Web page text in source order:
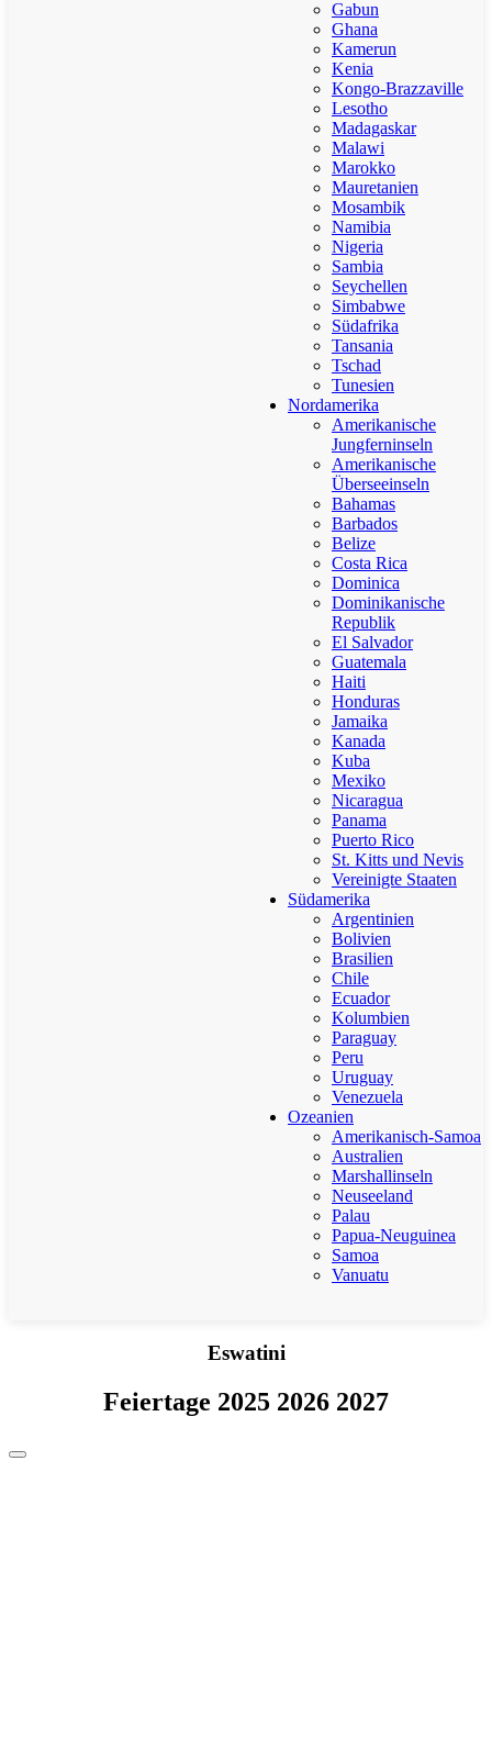
Gabun
Ghana
Kamerun
Kenia
Kongo-Brazzaville
Lesotho
Madagaskar
Malawi
Marokko
Mauretanien
Mosambik
Namibia
Nigeria
Sambia
Seychellen
Simbabwe
Südafrika
Tansania
Tschad
Tunesien
Nordamerika
Amerikanische
Jungferninseln
Amerikanische
Überseeinseln
Bahamas
Barbados
Belize
Costa Rica
Dominica
Dominikanische
Republik
El Salvador
Guatemala
Haiti
Honduras
Jamaika
Kanada
Kuba
Mexiko
Nicaragua
Panama
Puerto Rico
St. Kitts und Nevis
Vereinigte Staaten
Südamerika
Argentinien
Bolivien
Brasilien
Chile
Ecuador
Kolumbien
Paraguay
Peru
Uruguay
Venezuela
Ozeanien
Amerikanisch-Samoa
Australien
Marshallinseln
Neuseeland
Palau
Papua-Neuguinea
Samoa
Vanuatu
Eswatini
Feiertage 2025 2026 2027